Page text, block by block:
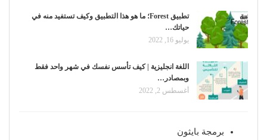
تطبيق Forest؛ ما هو هذا التطبيق وكيف تستفيد منه في
حياتك…
يوليو 16, 2022
اللغة انجليزية | كيف تأسس نفسك في شهر واحد فقط
وبمصادر…
أغسطس 2, 2022
برمجة بايثون